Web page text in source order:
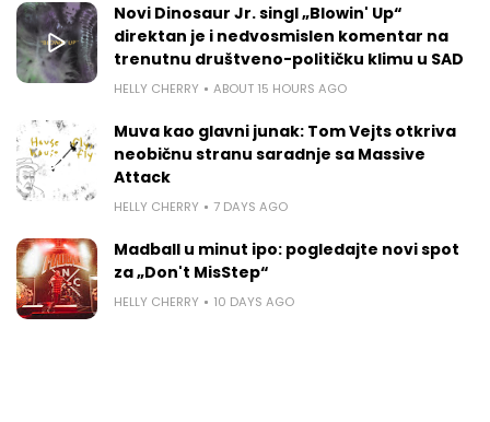
Novi Dinosaur Jr. singl „Blowin' Up“
direktan je i nedvosmislen komentar na
trenutnu društveno-političku klimu u SAD
HELLY CHERRY ABOUT 15 HOURS AGO
Muva kao glavni junak: Tom Vejts otkriva
neobičnu stranu saradnje sa Massive
Attack
HELLY CHERRY 7 DAYS AGO
Madball u minut ipo: pogledajte novi spot
za „Don't MisStep“
HELLY CHERRY 10 DAYS AGO